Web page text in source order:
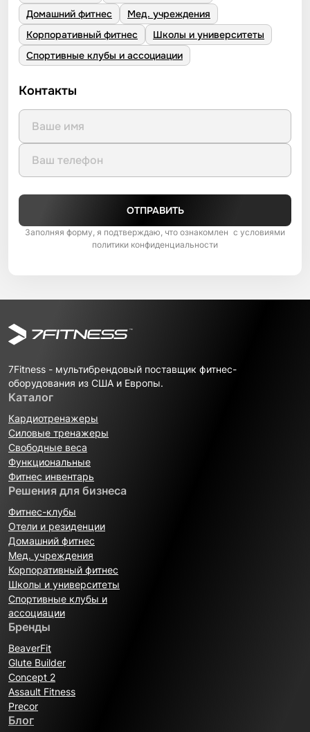
Домашний фитнес
Мед. учреждения
Корпоративный фитнес
Школы и университеты
Спортивные клубы и ассоциации
Контакты
ОТПРАВИТЬ
Заполняя форму, я подтверждаю, что ознакомлен с условиями
политики конфиденциальности
7Fitness - мультибрендовый поставщик фитнес-
оборудования из США и Европы.
Каталог
Кардиотренажеры
Силовые тренажеры
Свободные веса
Функциональные
Фитнес инвентарь
Решения для бизнеса
Фитнес-клубы
Отели и резиденции
Домашний фитнес
Мед. учреждения
Корпоративный фитнес
Школы и университеты
Спортивные клубы и
ассоциации
Бренды
BeaverFit
Glute Builder
Concept 2
Assault Fitness
Precor
Блог